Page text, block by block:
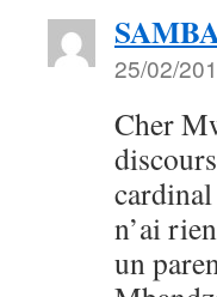
25/02/
Cher
n’ai
un